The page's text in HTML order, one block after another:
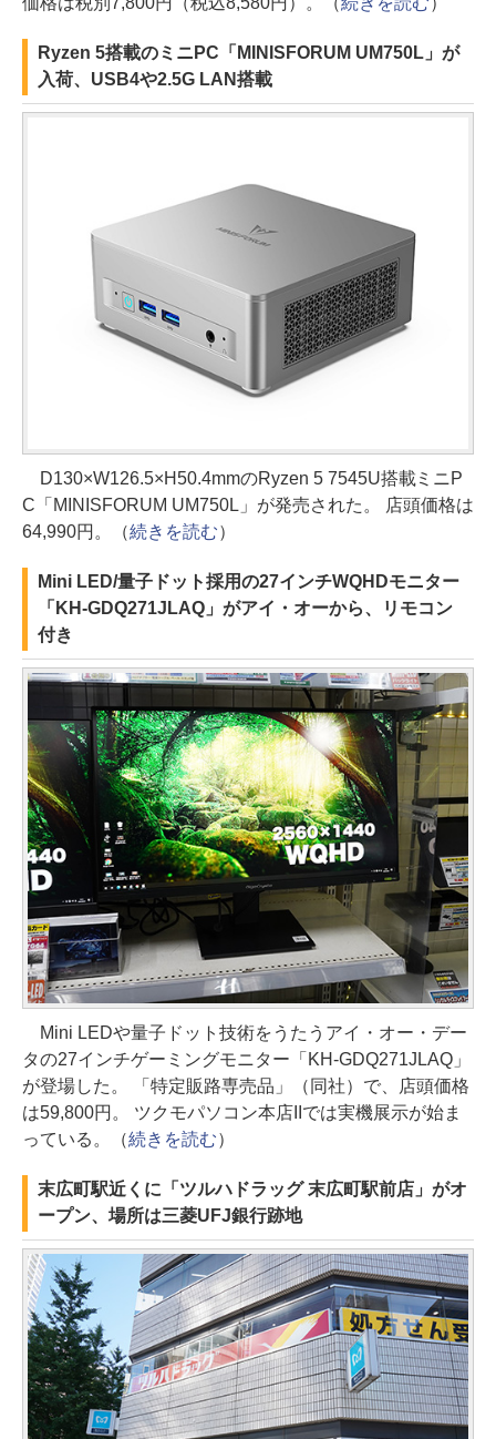
Ryzen 5搭載のミニPC「MINISFORUM UM750L」が
入荷、USB4や2.5G LAN搭載
D130×W126.5×H50.4mmのRyzen 5 7545U搭載ミニP
C「MINISFORUM UM750L」が発売された。 店頭価格は
64,990円。（続きを読む）
Mini LED/量子ドット採用の27インチWQHDモニター
「KH-GDQ271JLAQ」がアイ・オーから、リモコン
付き
Mini LEDや量子ドット技術をうたうアイ・オー・デー
タの27インチゲーミングモニター「KH-GDQ271JLAQ」
が登場した。 「特定販路専売品」（同社）で、店頭価格
は59,800円。 ツクモパソコン本店IIでは実機展示が始ま
っている。（続きを読む）
末広町駅近くに「ツルハドラッグ 末広町駅前店」がオ
ープン、場所は三菱UFJ銀行跡地